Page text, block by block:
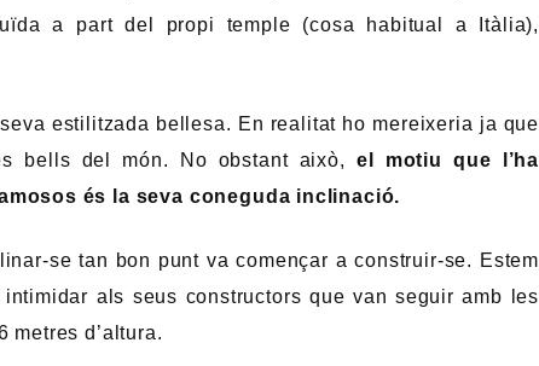
a part del propi temple (cosa habitual a Itàlia),
estilitzada bellesa. En realitat ho mereixeria ja que
bells del món. No obstant això, el motiu que l’ha
és la seva coneguda inclinació.
se tan bon punt va començar a construir-se. Estem
als seus constructors que van seguir amb les
metres d’altura.